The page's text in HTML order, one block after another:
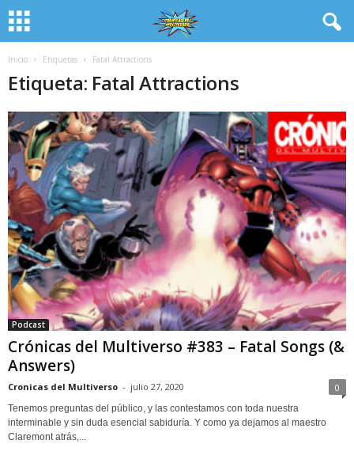
Inicio Etiquetas Fatal Attractions
Etiqueta: Fatal Attractions
Podcast
Crónicas del Multiverso #383 – Fatal Songs (&
Answers)
Cronicas del Multiverso - julio 27, 2020 0
Tenemos preguntas del público, y las contestamos con toda nuestra
interminable y sin duda esencial sabiduría. Y como ya dejamos al maestro
Claremont atrás,...